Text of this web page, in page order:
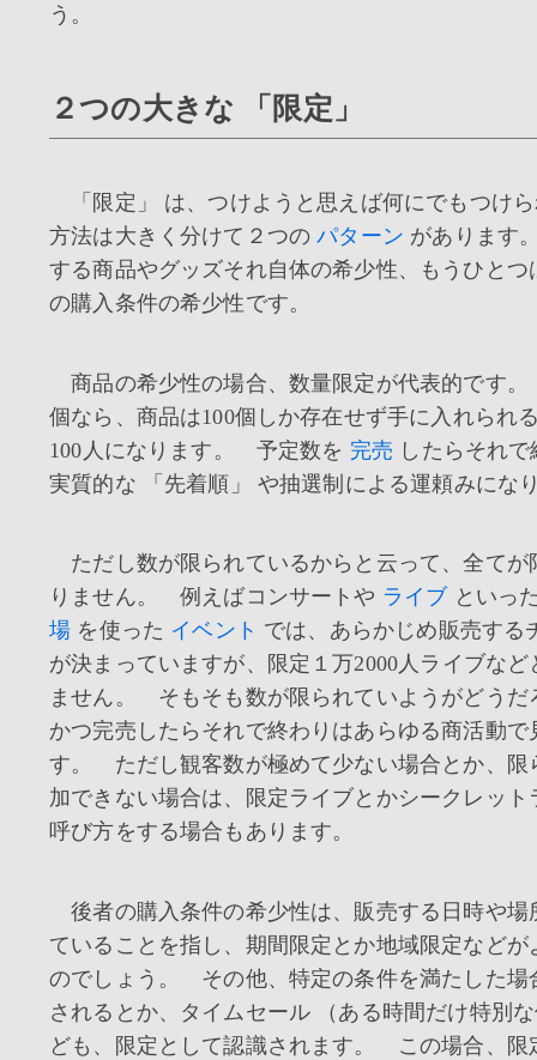
う。
２つの大きな 「限定」
「限定」 は、つけようと思えば何にでもつけ
方法は大きく分けて２つのパターン があります
する商品やグッズそれ自体の希少性、もうひとつ
の購入条件の希少性です。
商品の希少性の場合、数量限定が代表的です
個なら、商品は100個しか存在せず手に入れられ
100人になります。 予定数を 完売 したらそれ
実質的な 「先着順」 や抽選制による運頼みにな
ただし数が限られているからと云って、全てが
りません。 例えばコンサートや ライブ といっ
場 を使った イベント では、あらかじめ販売する
が決まっていますが、限定１万2000人ライブな
ません。 そもそも数が限られていようがどうだ
かつ完売したらそれで終わりはあらゆる商活動で
す。 ただし観客数が極めて少ない場合とか、限
加できない場合は、限定ライブとかシークレット
呼び方をする場合もあります。
後者の購入条件の希少性は、販売する日時や場
ていることを指し、期間限定とか地域限定などが
のでしょう。 その他、特定の条件を満たした場
されるとか、タイムセール （ある時間だけ特別
ども、限定として認識されます。 この場合、限